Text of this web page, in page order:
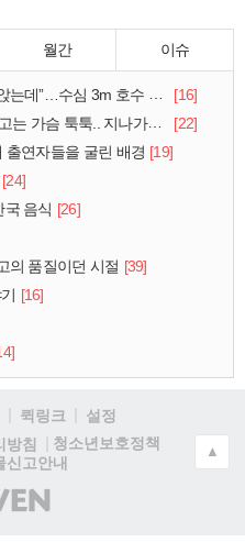
월간 이슈
심 3m 호수 뛰어든 60대 의인
[16]
툭툭.. 지나가던 아재의 정체
[22]
출연자들을 굴린 배경 [19]
[24]
음식 [26]
의 품질이던 시절 [39]
[16]
퀵링크
설정
방침
청소년보호정책
신고안내
(주)
▲